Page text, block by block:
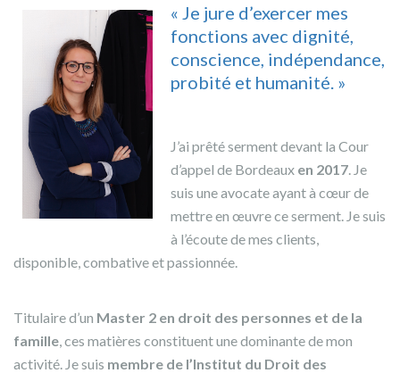
« Je jure d’exercer mes
fonctions avec dignité,
conscience, indépendance,
probité et humanité. »
J’ai prêté serment devant la Cour
d’appel de Bordeaux en 2017. Je
suis une avocate ayant à cœur de
mettre en œuvre ce serment. Je suis
à l’écoute de mes clients,
disponible, combative et passionnée.
Titulaire d’un Master 2 en droit des personnes et de la
famille, ces matières constituent une dominante de mon
activité. Je suis membre de l’Institut du Droit des